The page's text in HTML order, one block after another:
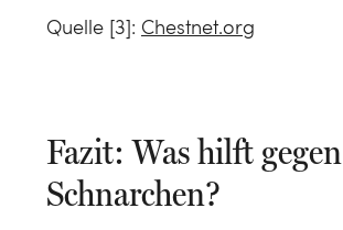
Quelle [3]: Chestnet.org
Fazit: Was hilft gegen
Schnarchen?